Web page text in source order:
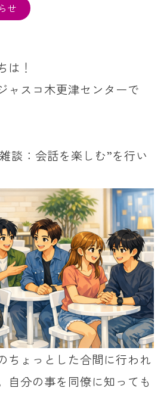
せ
は！
ャスコ木更津センターで
談：会話を楽しむ”を行い
ちょっとした合間に行われ
自分の事を同僚に知っても